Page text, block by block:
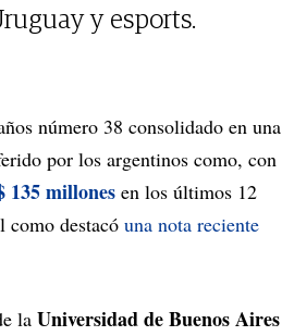
y esports.
número 38 consolidado en una
por los argentinos como, con
135 millones en los últimos 12
como destacó una nota reciente
la Universidad de Buenos Aires